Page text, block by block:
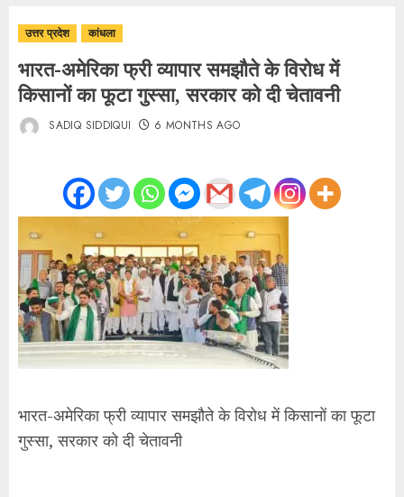
उत्तर प्रदेश कांधला
भारत-अमेरिका फ्री व्यापार समझौते के विरोध में
किसानों का फूटा गुस्सा, सरकार को दी चेतावनी
SADIQ SIDDIQUI 6 MONTHS AGO
भारत-अमेरिका फ्री व्यापार समझौते के विरोध में किसानों का फूटा
गुस्सा, सरकार को दी चेतावनी